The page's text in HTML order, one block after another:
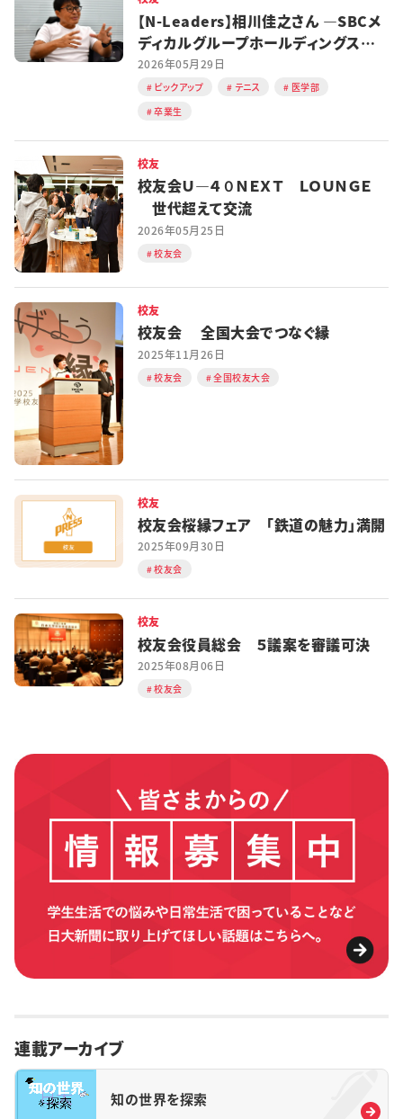
【N-Leaders】相川佳之さん ―SBCメ
ディカルグループホールディングス
CEO
2026年05月29日
ピックアップ テニス
医学部
卒業生
校友
校友会Ｕ―４０ＮＥＸＴ ＬＯＵＮＧＥ
世代超えて交流
2026年05月25日
校友会
校友
校友会 全国大会でつなぐ縁
2025年11月26日
校友会 全国校友大会
校友
校友会桜縁フェア 「鉄道の魅力」満開
2025年09月30日
校友会
校友
校友会役員総会 ５議案を審議可決
2025年08月06日
校友会
連載アーカイブ
知の世界を探索